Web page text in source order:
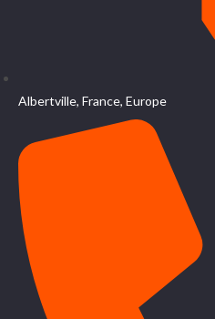
Albertville, France, Europe